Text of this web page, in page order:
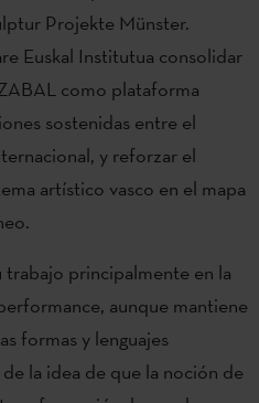
Projekte Münster.
Euskal Institutua consolidar
como plataforma
sostenidas entre el
y reforzar el
artístico vasco en el mapa
principalmente en la
aunque mantiene
formas y lenguajes
la idea de que la noción de